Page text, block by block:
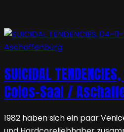
SUICIDAL
Colos-Saal /
1982 haben sich ein paar